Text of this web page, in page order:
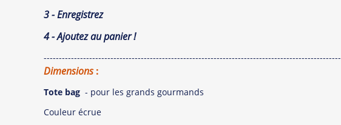
3 - Enregistrez
4 - Ajoutez au panier !
--------------------------------------------------------------------------------------------------
Dimensions:
Tote bag - pour les grands gourmands
Couleur écrue